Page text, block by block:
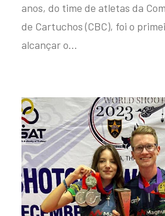
anos, do time de atletas da
de Cartuchos (CBC), foi o
alcançar o…